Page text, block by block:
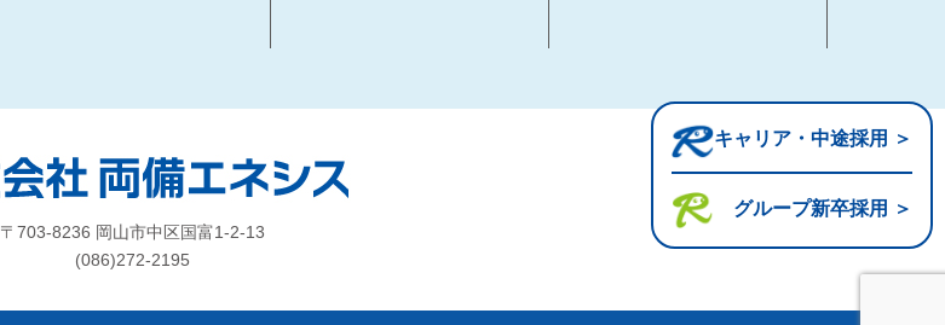
キャリア・中途採用 ＞
グループ新卒採用 ＞
〒703-8236 岡山市中区国富1-2-13
(086)272-2195